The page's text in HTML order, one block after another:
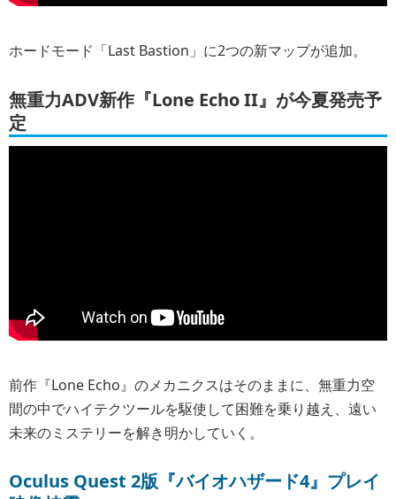
ホードモード「Last Bastion」に2つの新マップが追加。
無重力ADV新作『Lone Echo II』が今夏発売予
定
前作『Lone Echo』のメカニクスはそのままに、無重力空
間の中でハイテクツールを駆使して困難を乗り越え、遠い
未来のミステリーを解き明かしていく。
Oculus Quest 2版『バイオハザード4』プレイ